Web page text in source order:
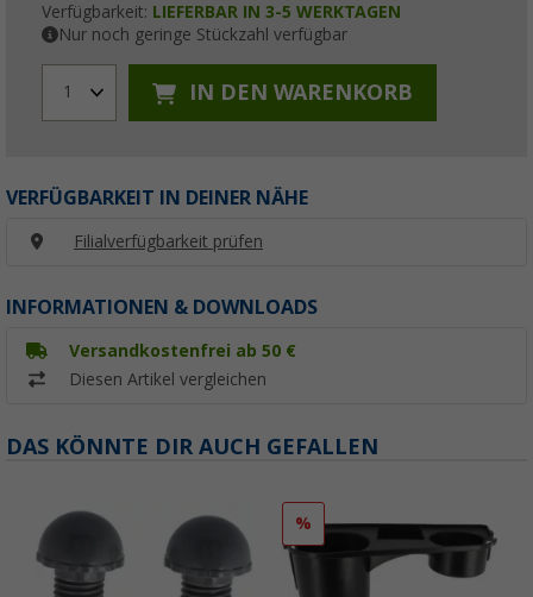
Verfügbarkeit: LIEFERBAR IN 3-5 WERKTAGEN
Nur noch geringe Stückzahl verfügbar
1 IN DEN WARENKORB
VERFÜGBARKEIT IN DEINER NÄHE
Filialverfügbarkeit prüfen
INFORMATIONEN & DOWNLOADS
Versandkostenfrei ab 50 €
Diesen Artikel vergleichen
DAS KÖNNTE DIR AUCH GEFALLEN
%